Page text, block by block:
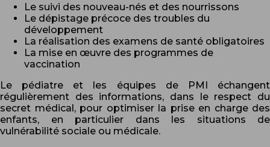
Le suivi des nouveau-nés et des nourrissons
Le dépistage précoce des troubles du
développement
La réalisation des examens de santé obligatoires
La mise en œuvre des programmes de
vaccination
Le pédiatre et les équipes de PMI échangent
régulièrement des informations, dans le respect du
secret médical, pour optimiser la prise en charge des
enfants, en particulier dans les situations de
vulnérabilité sociale ou médicale.